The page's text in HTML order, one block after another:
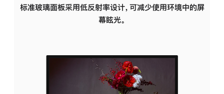
标准玻璃面板采用低反射率设计，可减少使用环境中的屏
幕眩光。